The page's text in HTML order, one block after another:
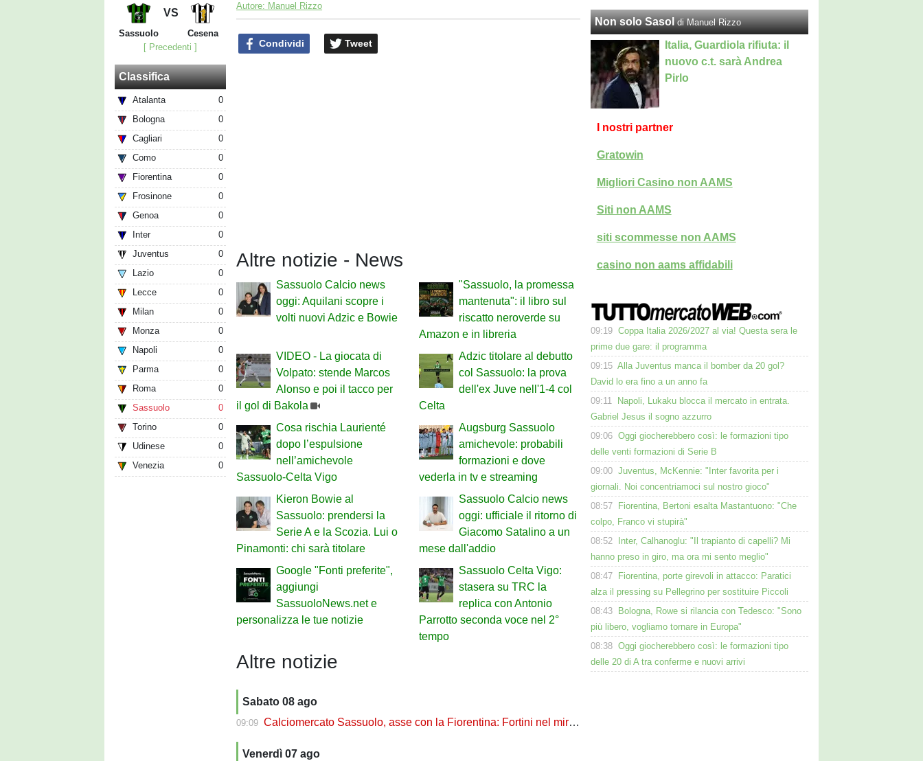
VS
Sassuolo
Cesena
[ Precedenti ]
Classifica
Atalanta
0
Bologna
0
Cagliari
0
Como
0
Fiorentina
0
Frosinone
0
Genoa
0
Inter
0
Juventus
0
Lazio
0
Lecce
0
Milan
0
Monza
0
Napoli
0
Parma
0
Roma
0
Sassuolo
0
Torino
0
Udinese
0
Venezia
0
Autore: Manuel Rizzo
Condividi Tweet
Altre notizie - News
Sassuolo Calcio news
oggi: Aquilani scopre i
volti nuovi Adzic e Bowie
"Sassuolo, la promessa
mantenuta": il libro sul
riscatto neroverde su
Amazon e in libreria
VIDEO - La giocata di
Volpato: stende Marcos
Alonso e poi il tacco per
il gol di Bakola
Adzic titolare al debutto
col Sassuolo: la prova
dell'ex Juve nell'1-4 col
Celta
Cosa rischia Laurienté
dopo l’espulsione
nell’amichevole
Sassuolo-Celta Vigo
Augsburg Sassuolo
amichevole: probabili
formazioni e dove
vederla in tv e streaming
Kieron Bowie al
Sassuolo: prendersi la
Serie A e la Scozia. Lui o
Pinamonti: chi sarà titolare
Sassuolo Calcio news
oggi: ufficiale il ritorno di
Giacomo Satalino a un
mese dall'addio
Google "Fonti preferite",
aggiungi
SassuoloNews.net e
personalizza le tue notizie
Sassuolo Celta Vigo:
stasera su TRC la
replica con Antonio
Parrotto seconda voce nel 2°
tempo
Altre notizie
Sabato 08 ago
09:09 Calciomercato Sassuolo, asse con la Fiorentina: Fortini nel mirino, Thorstvedt e Fabbian sul tavolo
Venerdì 07 ago
Non solo Sasol di Manuel Rizzo
Italia, Guardiola rifiuta: il
nuovo c.t. sarà Andrea
Pirlo
I nostri partner
Gratowin
Migliori Casino non AAMS
Siti non AAMS
siti scommesse non AAMS
casino non aams affidabili
09:19 Coppa Italia 2026/2027 al via! Questa sera le
prime due gare: il programma
09:15 Alla Juventus manca il bomber da 20 gol?
David lo era fino a un anno fa
09:11
Napoli, Lukaku blocca il mercato in entrata.
Gabriel Jesus il sogno azzurro
09:06 Oggi giocherebbero così: le formazioni tipo
delle venti formazioni di Serie B
09:00 Juventus, McKennie: "Inter favorita per i
giornali. Noi concentriamoci sul nostro gioco"
08:57
Fiorentina, Bertoni esalta Mastantuono: "Che
colpo, Franco vi stupirà"
08:52
Inter, Calhanoglu: "Il trapianto di capelli? Mi
hanno preso in giro, ma ora mi sento meglio"
08:47
Fiorentina, porte girevoli in attacco: Paratici
alza il pressing su Pellegrino per sostituire Piccoli
08:43
Bologna, Rowe si rilancia con Tedesco: "Sono
più libero, vogliamo tornare in Europa"
08:38 Oggi giocherebbero così: le formazioni tipo
delle 20 di A tra conferme e nuovi arrivi